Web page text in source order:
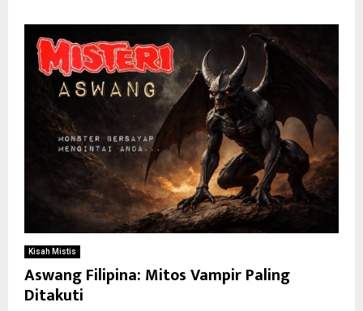
Kisah Mistis
Aswang Filipina: Mitos Vampir Paling
Ditakuti